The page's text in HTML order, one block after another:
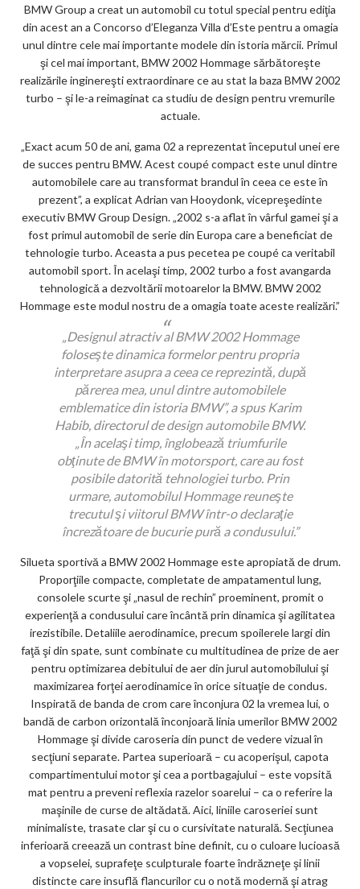
o
o
k
m
ar
ks
BMW Group a creat un automobil cu totul special pentru ediţia
din acest an a Concorso d’Eleganza Villa d’Este pentru a omagia
unul dintre cele mai importante modele din istoria mărcii. Primul
şi cel mai important, BMW 2002 Hommage sărbătoreşte
realizările inginereşti extraordinare ce au stat la baza BMW 2002
turbo – şi le-a reimaginat ca studiu de design pentru vremurile
actuale.
„Exact acum 50 de ani, gama 02 a reprezentat începutul unei ere
de succes pentru BMW. Acest coupé compact este unul dintre
automobilele care au transformat brandul în ceea ce este în
prezent”, a explicat Adrian van Hooydonk, vicepreşedinte
executiv BMW Group Design. „2002 s-a aflat în vârful gamei şi a
fost primul automobil de serie din Europa care a beneficiat de
tehnologie turbo. Aceasta a pus pecetea pe coupé ca veritabil
automobil sport. În acelaşi timp, 2002 turbo a fost avangarda
tehnologică a dezvoltării motoarelor la BMW. BMW 2002
Hommage este modul nostru de a omagia toate aceste realizări.”
„Designul atractiv al BMW 2002 Hommage
foloseşte dinamica formelor pentru propria
interpretare asupra a ceea ce reprezintă, după
părerea mea, unul dintre automobilele
emblematice din istoria BMW”, a spus Karim
Habib, directorul de design automobile BMW.
„În acelaşi timp, înglobează triumfurile
obţinute de BMW în motorsport, care au fost
posibile datorită tehnologiei turbo. Prin
urmare, automobilul Hommage reuneşte
trecutul şi viitorul BMW într-o declaraţie
încrezătoare de bucurie pură a condusului.”
Silueta sportivă a BMW 2002 Hommage este apropiată de drum.
Proporţiile compacte, completate de ampatamentul lung,
consolele scurte şi „nasul de rechin” proeminent, promit o
experienţă a condusului care încântă prin dinamica şi agilitatea
irezistibile. Detaliile aerodinamice, precum spoilerele largi din
faţă şi din spate, sunt combinate cu multitudinea de prize de aer
pentru optimizarea debitului de aer din jurul automobilului şi
maximizarea forţei aerodinamice în orice situaţie de condus.
Inspirată de banda de crom care înconjura 02 la vremea lui, o
bandă de carbon orizontală înconjoară linia umerilor BMW 2002
Hommage şi divide caroseria din punct de vedere vizual în
secţiuni separate. Partea superioară – cu acoperişul, capota
compartimentului motor şi cea a portbagajului – este vopsită
mat pentru a preveni reflexia razelor soarelui – ca o referire la
maşinile de curse de altădată. Aici, liniile caroseriei sunt
minimaliste, trasate clar şi cu o cursivitate naturală. Secţiunea
inferioară creează un contrast bine definit, cu o culoare lucioasă
a vopselei, suprafeţe sculpturale foarte îndrăzneţe şi linii
distincte care insuflă flancurilor cu o notă modernă şi atrag